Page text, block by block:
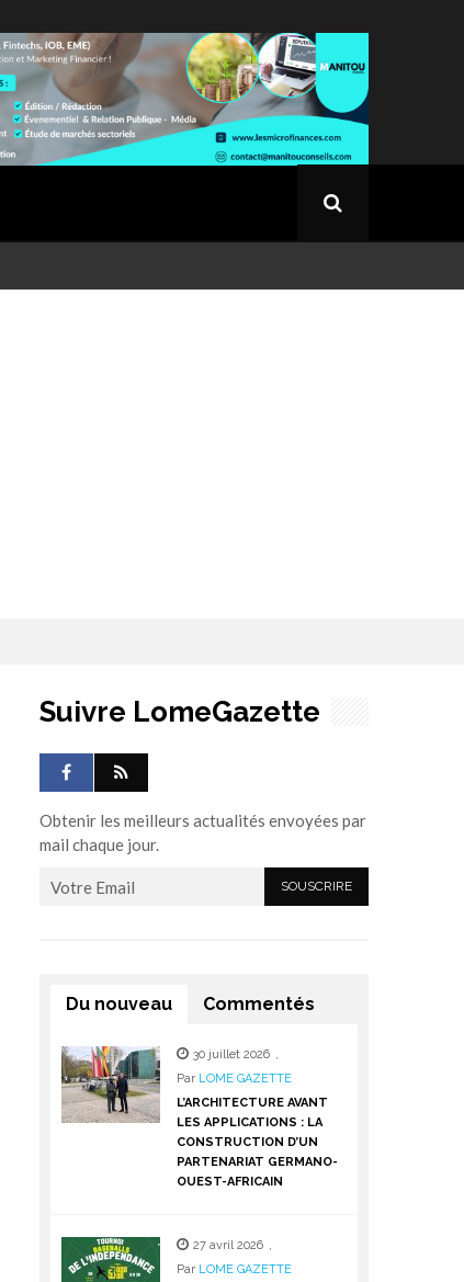
Suivre LomeGazette
Obtenir les meilleurs actualités envoyées par
mail chaque jour.
Du nouveau Commentés
30 juillet 2026 ,
Par LOME GAZETTE
L’ARCHITECTURE AVANT
LES APPLICATIONS : LA
CONSTRUCTION D’UN
PARTENARIAT GERMANO-
OUEST-AFRICAIN
27 avril 2026 ,
Par LOME GAZETTE